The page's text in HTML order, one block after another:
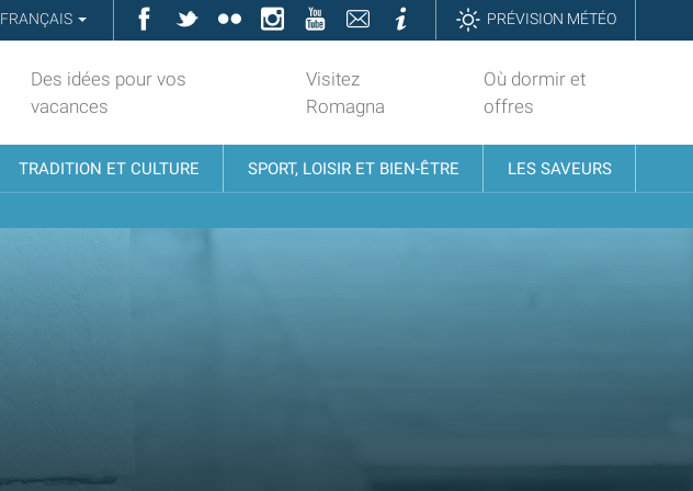
FRANÇAIS Facebook
TwitterFlickrInstagramYouTubeContattiInformazioniPRÉVISION MÉTÉO
Des idées pour vos
vacances
Visitez
Romagna
Où dormir et
offres
TRADITION ET CULTURE SPORT, LOISIR ET BIEN-ÊTRE LES SAVEURS